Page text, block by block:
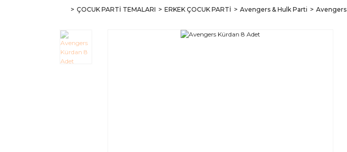
ÇOCUK PARTİ TEMALARI ERKEK ÇOCUK PARTİ Avengers & Hulk Parti